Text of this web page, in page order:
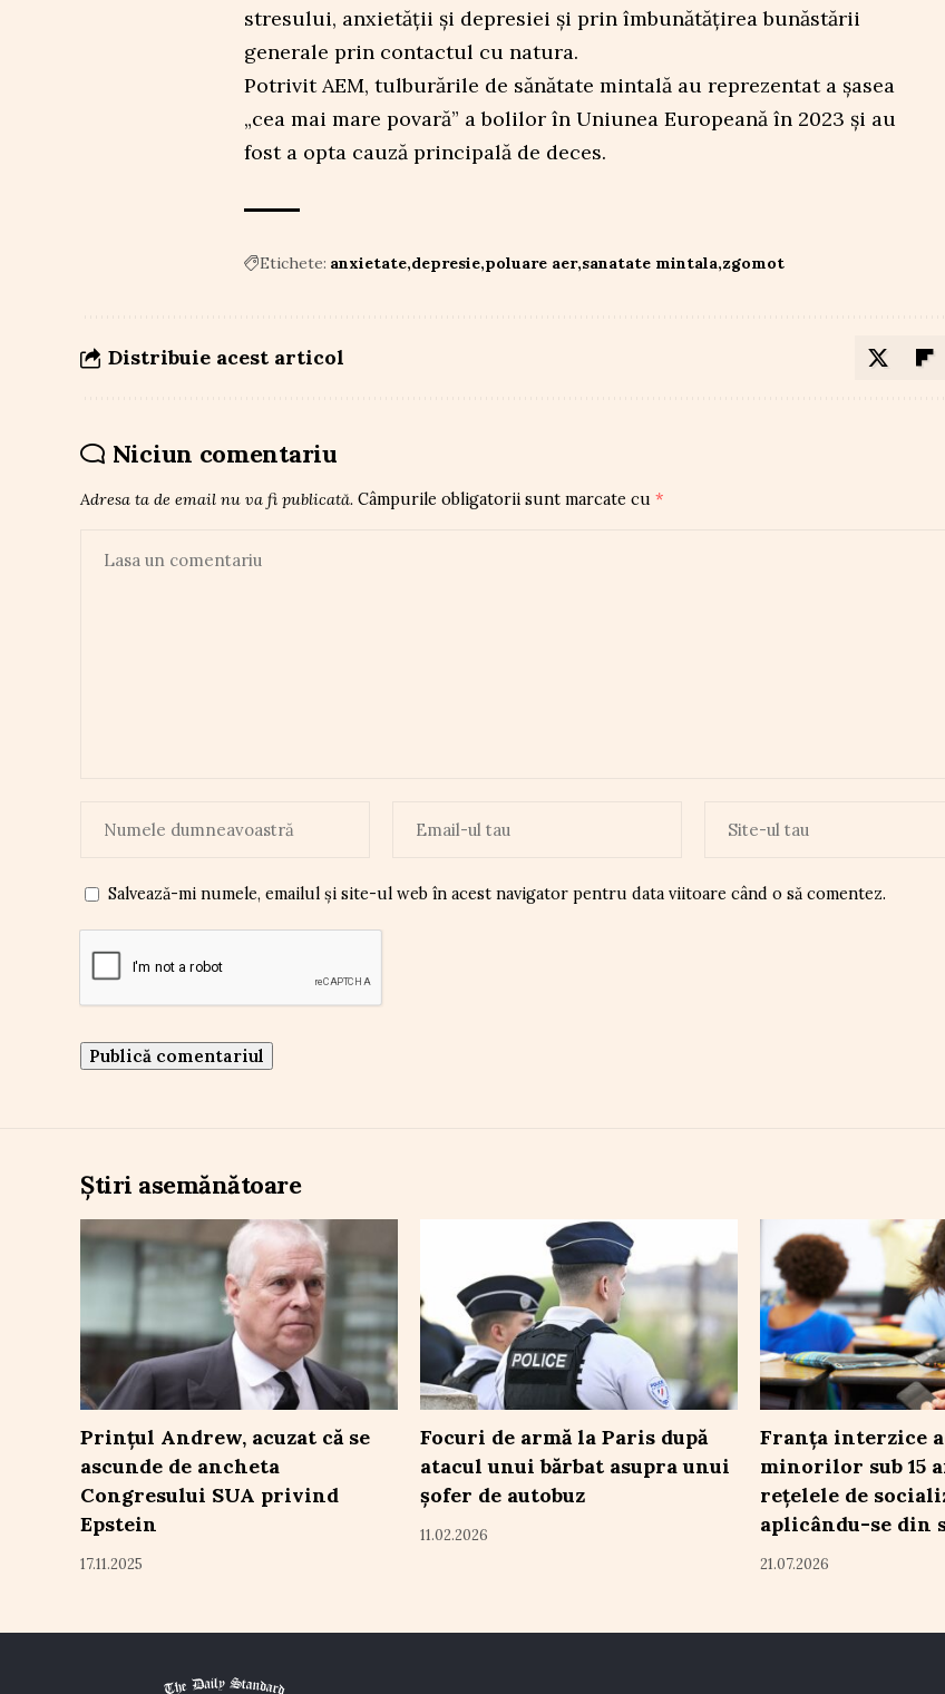
stresului, anxietății și depresiei și prin îmbunătățirea bunăstării
generale prin contactul cu natura.
Potrivit AEM, tulburările de sănătate mintală au reprezentat a șasea
„cea mai mare povară” a bolilor în Uniunea Europeană în 2023 și au
fost a opta cauză principală de deces.
Etichete: anxietate depresie poluare aer sanatate mintala zgomot
Distribuie acest articol
Niciun comentariu
Adresa ta de email nu va fi publicată. Câmpurile obligatorii sunt marcate cu *
Salvează-mi numele, emailul și site-ul web în acest navigator pentru data viitoare când o să comentez.
Știri asemănătoare
Prințul Andrew, acuzat că se
ascunde de ancheta
Congresului SUA privind
Epstein
17.11.2025
Focuri de armă la Paris după
atacul unui bărbat asupra unui
șofer de autobuz
11.02.2026
Franța interzice
minorilor sub 15
rețelele de
aplicându-se din
21.07.2026